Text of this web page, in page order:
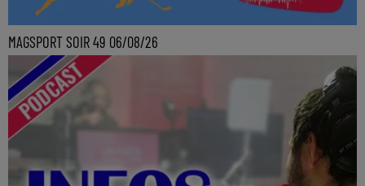
MAGSPORT SOIR 49 06/08/26